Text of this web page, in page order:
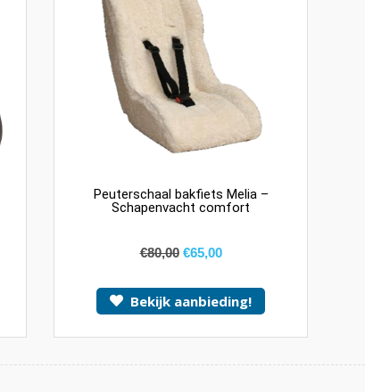
Peuterschaal bakfiets Melia –
Schapenvacht comfort
€80,00 €65,00
Bekijk aanbieding!